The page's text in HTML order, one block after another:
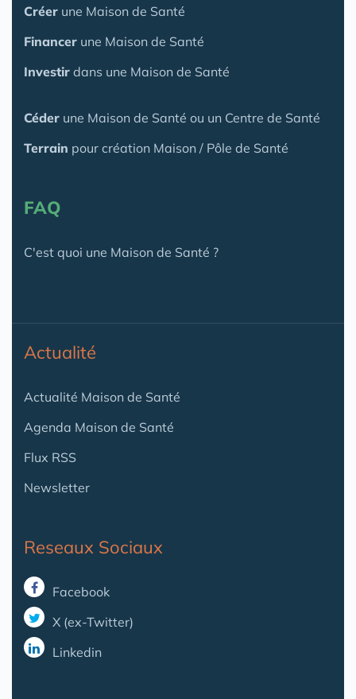
Créer une Maison de Santé
Financer une Maison de Santé
Investir dans une Maison de Santé
Céder une Maison de Santé ou un Centre de Santé
Terrain pour création Maison / Pôle de Santé
FAQ
C'est quoi une Maison de Santé ?
Actualité
Actualité Maison de Santé
Agenda Maison de Santé
Flux RSS
Newsletter
Reseaux Sociaux
Facebook
X (ex-Twitter)
Linkedin